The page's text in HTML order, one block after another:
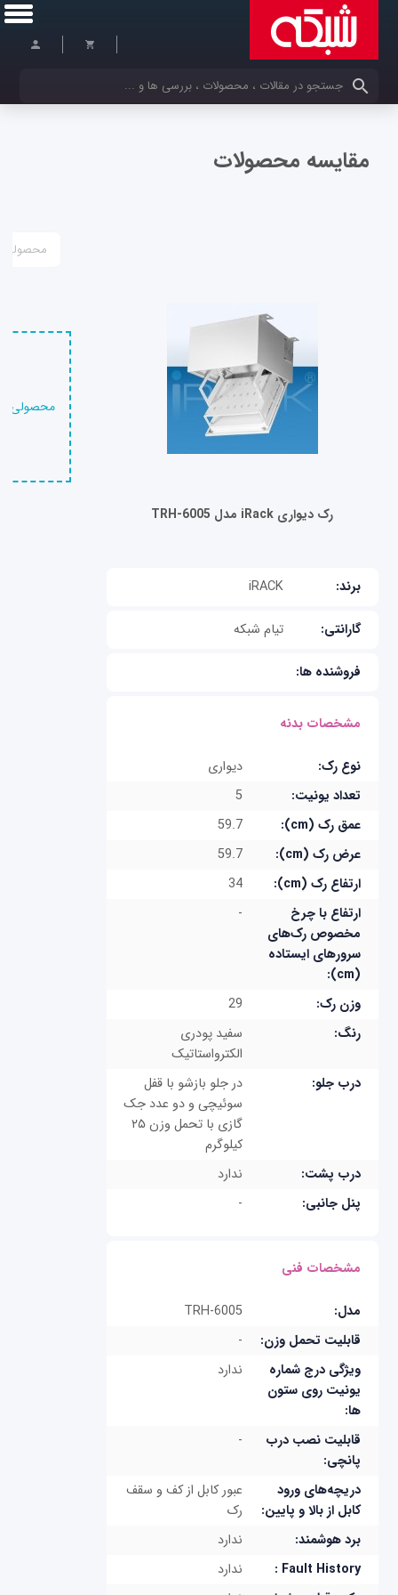
کلمات کلیدی خود را وارد کنید
مقایسه محصولات
رک دیواری iRack مدل TRH-6005
برند: iRACK
گارانتی: تیام شبکه
فروشنده ها:
مشخصات بدنه
نوع رک:
دیواری
تعداد یونیت:
5
عمق رک (cm):
59.7
عرض رک (cm):
59.7
ارتفاع رک (cm):
34
ارتفاع با چرخ
مخصوص رک‌های
سرورهای ایستاده
(cm):
-
وزن رک:
29
رنگ:
سفید پودری
الکترواستاتیک
درب جلو:
در جلو بازشو با قفل
سوئیچی و دو عدد جک
گازی با تحمل وزن ۲۵
کیلوگرم
درب پشت:
ندارد
پنل جانبی:
-
مشخصات فنی
مدل:
TRH-6005
قابلیت تحمل وزن:
-
ویژگی درج شماره
یونیت روی ستون
ها:
ندارد
قابلیت نصب درب
پانچی:
-
دریچه‌های ورود
کابل از بالا و پایین:
عبور کابل از کف و سقف
رک
برد هوشمند:
ندارد
Fault History :
ندارد
محصولی